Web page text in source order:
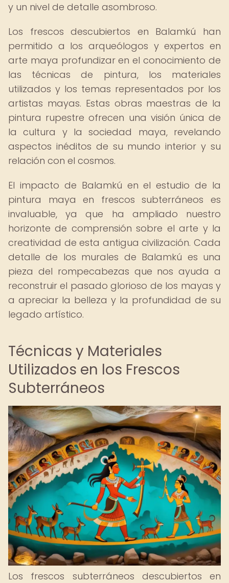
y un nivel de detalle asombroso.
Los frescos descubiertos en Balamkú han
permitido a los arqueólogos y expertos en
arte maya profundizar en el conocimiento de
las técnicas de pintura, los materiales
utilizados y los temas representados por los
artistas mayas. Estas obras maestras de la
pintura rupestre ofrecen una visión única de
la cultura y la sociedad maya, revelando
aspectos inéditos de su mundo interior y su
relación con el cosmos.
El impacto de Balamkú en el estudio de la
pintura maya en frescos subterráneos es
invaluable, ya que ha ampliado nuestro
horizonte de comprensión sobre el arte y la
creatividad de esta antigua civilización. Cada
detalle de los murales de Balamkú es una
pieza del rompecabezas que nos ayuda a
reconstruir el pasado glorioso de los mayas y
a apreciar la belleza y la profundidad de su
legado artístico.
Técnicas y Materiales
Utilizados en los Frescos
Subterráneos
Los frescos subterráneos descubiertos en